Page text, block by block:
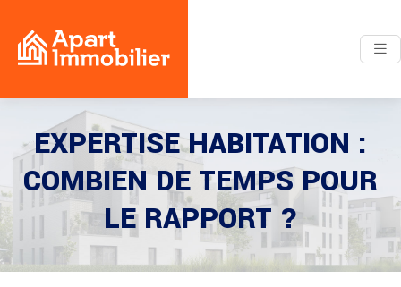
EXPERTISE HABITATION :
COMBIEN DE TEMPS POUR
LE RAPPORT ?